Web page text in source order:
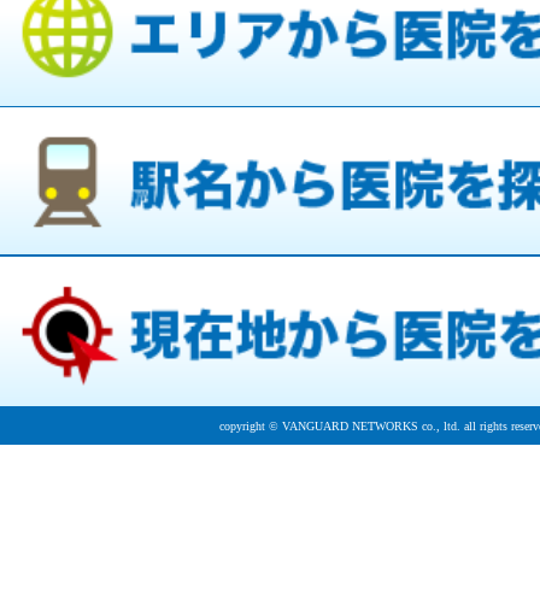
copyright © VANGUARD NETWORKS co., ltd. all rights